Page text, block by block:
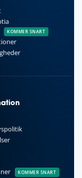
KOMMER SNART
KOMMER SNART